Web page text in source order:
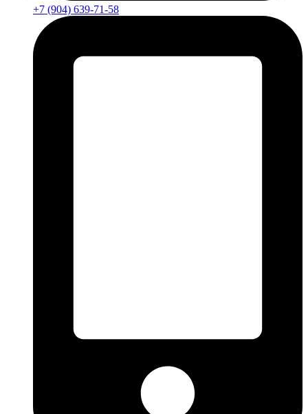
+7 (904) 639-71-58